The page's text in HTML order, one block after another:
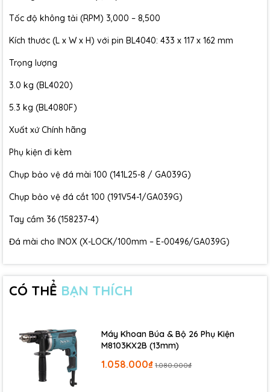
công nghiệp, được đánh giá cao bởi chất lượng sản phẩm và
độ bền của chúng.
Tốc độ không tải (RPM) 3,000 – 8,500
Kích thước (L x W x H) với pin BL4040: 433 x 117 x 162 mm
Trọng lượng
3.0 kg (BL4020)
5.3 kg (BL4080F)
Xuất xứ Chính hãng
Phụ kiện đi kèm
Chụp bảo vệ đá mài 100 (141L25-8 / GA039G)
Chụp bảo vệ đá cắt 100 (191V54-1/GA039G)
Tay cầm 36 (158237-4)
Đá mài cho INOX (X-LOCK/100mm – E-00496/GA039G)
CÓ THỂ BẠN THÍCH
Máy Khoan Búa & Bộ 26 Phụ Kiện
M8103KX2B (13mm)
1.058.000₫ 1.080.000₫